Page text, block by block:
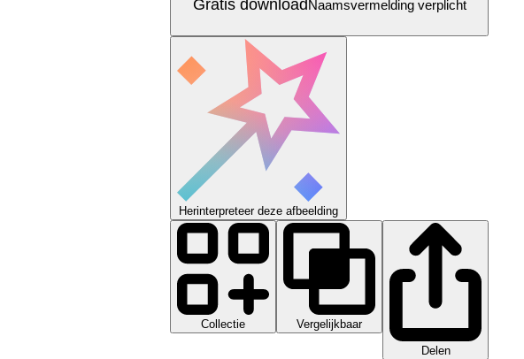
Gratis downloadNaamsvermelding verplicht
Herinterpreteer deze afbeelding
Collectie
Vergelijkbaar
Delen